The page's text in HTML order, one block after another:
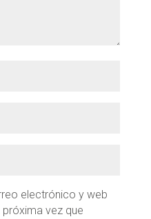
electrónico y web
vez que